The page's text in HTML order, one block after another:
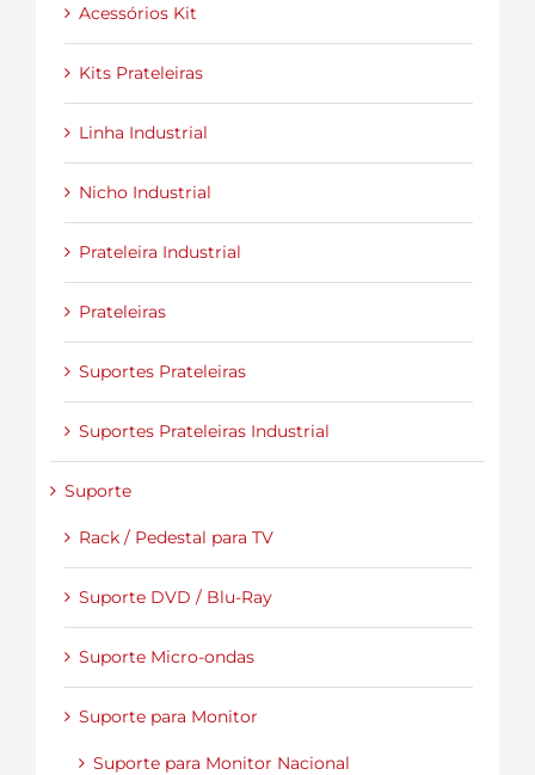
Acessórios Kit
Kits Prateleiras
Linha Industrial
Nicho Industrial
Prateleira Industrial
Prateleiras
Suportes Prateleiras
Suportes Prateleiras Industrial
Suporte
Rack / Pedestal para TV
Suporte DVD / Blu-Ray
Suporte Micro-ondas
Suporte para Monitor
Suporte para Monitor Nacional